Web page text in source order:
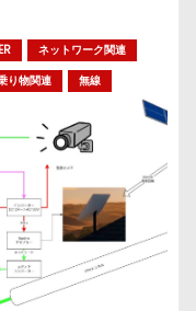
ネットワーク関連
り物関連 無線